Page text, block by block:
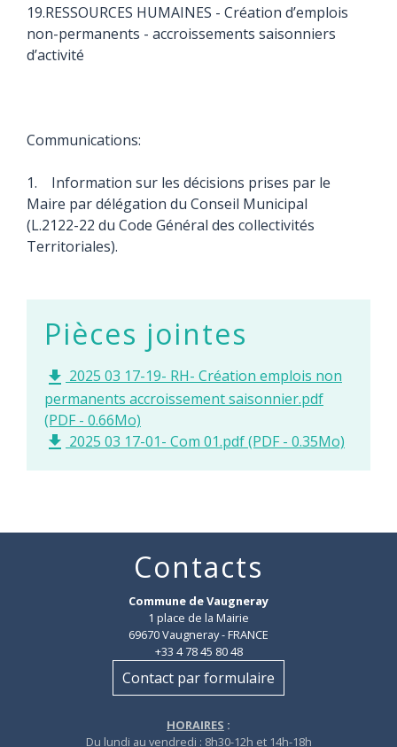
19.RESSOURCES HUMAINES - Création d’emplois
non-permanents - accroissements saisonniers
d’activité
Communications:
1. Information sur les décisions prises par le
Maire par délégation du Conseil Municipal
(L.2122-22 du Code Général des collectivités
Territoriales).
Pièces jointes
file_download 2025 03 17-19- RH- Création emplois non
permanents accroissement saisonnier.pdf
(PDF - 0.66Mo)
file_download 2025 03 17-01- Com 01.pdf (PDF - 0.35Mo)
Contacts
Commune de Vaugneray
1 place de la Mairie
69670 Vaugneray - FRANCE
+33 4 78 45 80 48
Contact par formulaire
HORAIRES :
Du lundi au vendredi : 8h30-12h et 14h-18h